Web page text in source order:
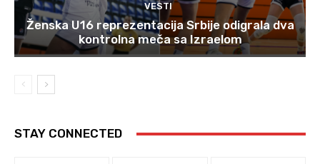
VESTI
Ženska U16 reprezentacija Srbije odigrala dva
kontrolna meča sa Izraelom
STAY CONNECTED